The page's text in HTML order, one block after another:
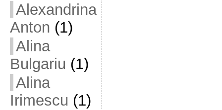
Alexandrina
Anton (1)
Alina
Bulgariu (1)
Alina
Irimescu (1)